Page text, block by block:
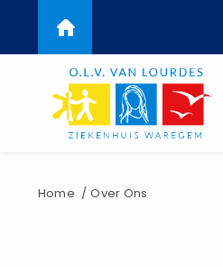
naar
Kruimelpad
Home Over Ons